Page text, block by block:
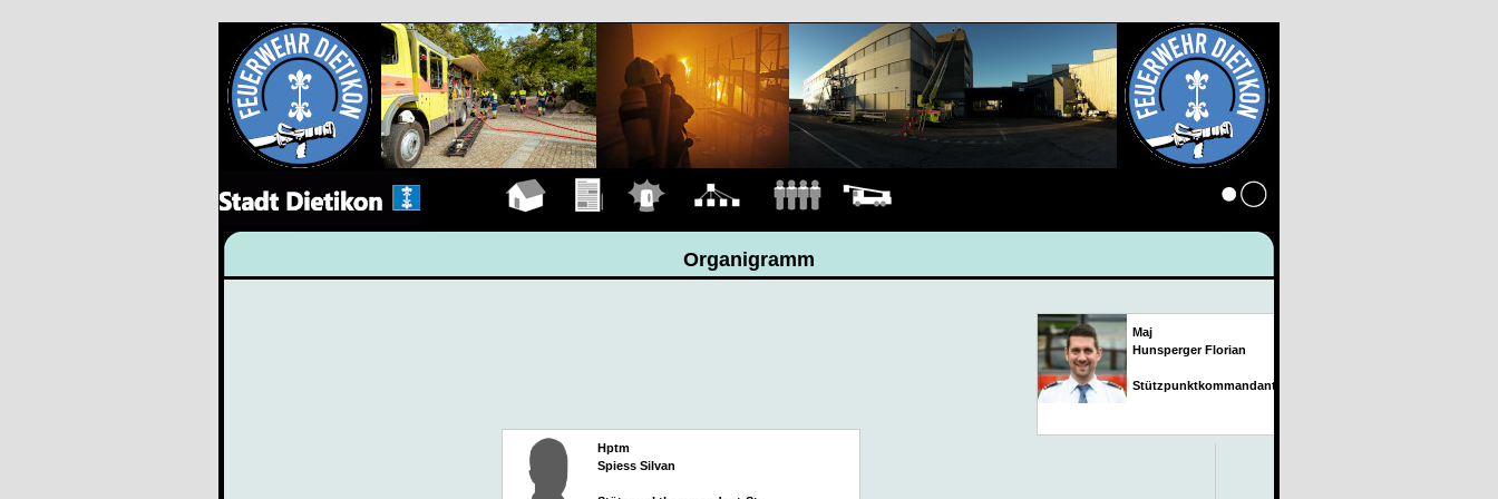
Organigramm
Hptm
Spiess Silvan
Maj
Hunsperger Florian
Stützpunktkommandant